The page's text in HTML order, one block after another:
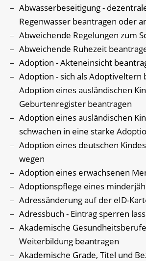
Abwasserbeseitigung -
Regenwasser beantragen oder
Abweichende Regelungen zum
Abweichende Ruhezeit
Adoption - Akteneinsicht
Adoption - sich als Adoptiveltern
Adoption eines ausländischen
Geburtenregister beantragen
Adoption eines ausländischen
schwachen in eine starke
Adoption eines deutschen
wegen
Adoption eines erwachsenen
Adoptionspflege eines
Adressänderung auf der eID-
Adressbuch - Eintrag sperren
Akademische
Weiterbildung beantragen
Akademische Grade, Titel und